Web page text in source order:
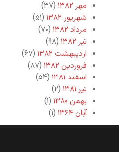
مهر ۱۳۸۲
(۳۷)
شهریور ۱۳۸۲
(۵۱)
مرداد ۱۳۸۲
(۷۰)
تیر ۱۳۸۲
(۹۸)
اردیبهشت ۱۳۸۲
(۶۷)
فروردین ۱۳۸۲
(۸۷)
اسفند ۱۳۸۱
(۵۴)
تیر ۱۳۸۱
(۲)
بهمن ۱۳۸۰
(۱)
آبان ۱۳۶۴
(۱)